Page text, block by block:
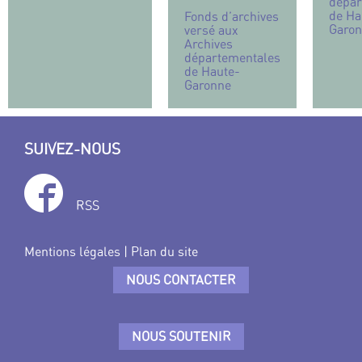
Fonds d’archives
versé aux
Archives
départementales
de Haute-
Garonne
de
SUIVEZ-NOUS
RSS
Mentions légales | Plan du site
NOUS CONTACTER
NOUS SOUTENIR